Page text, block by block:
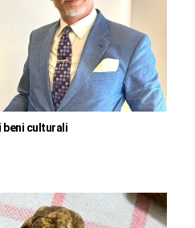
beni culturali